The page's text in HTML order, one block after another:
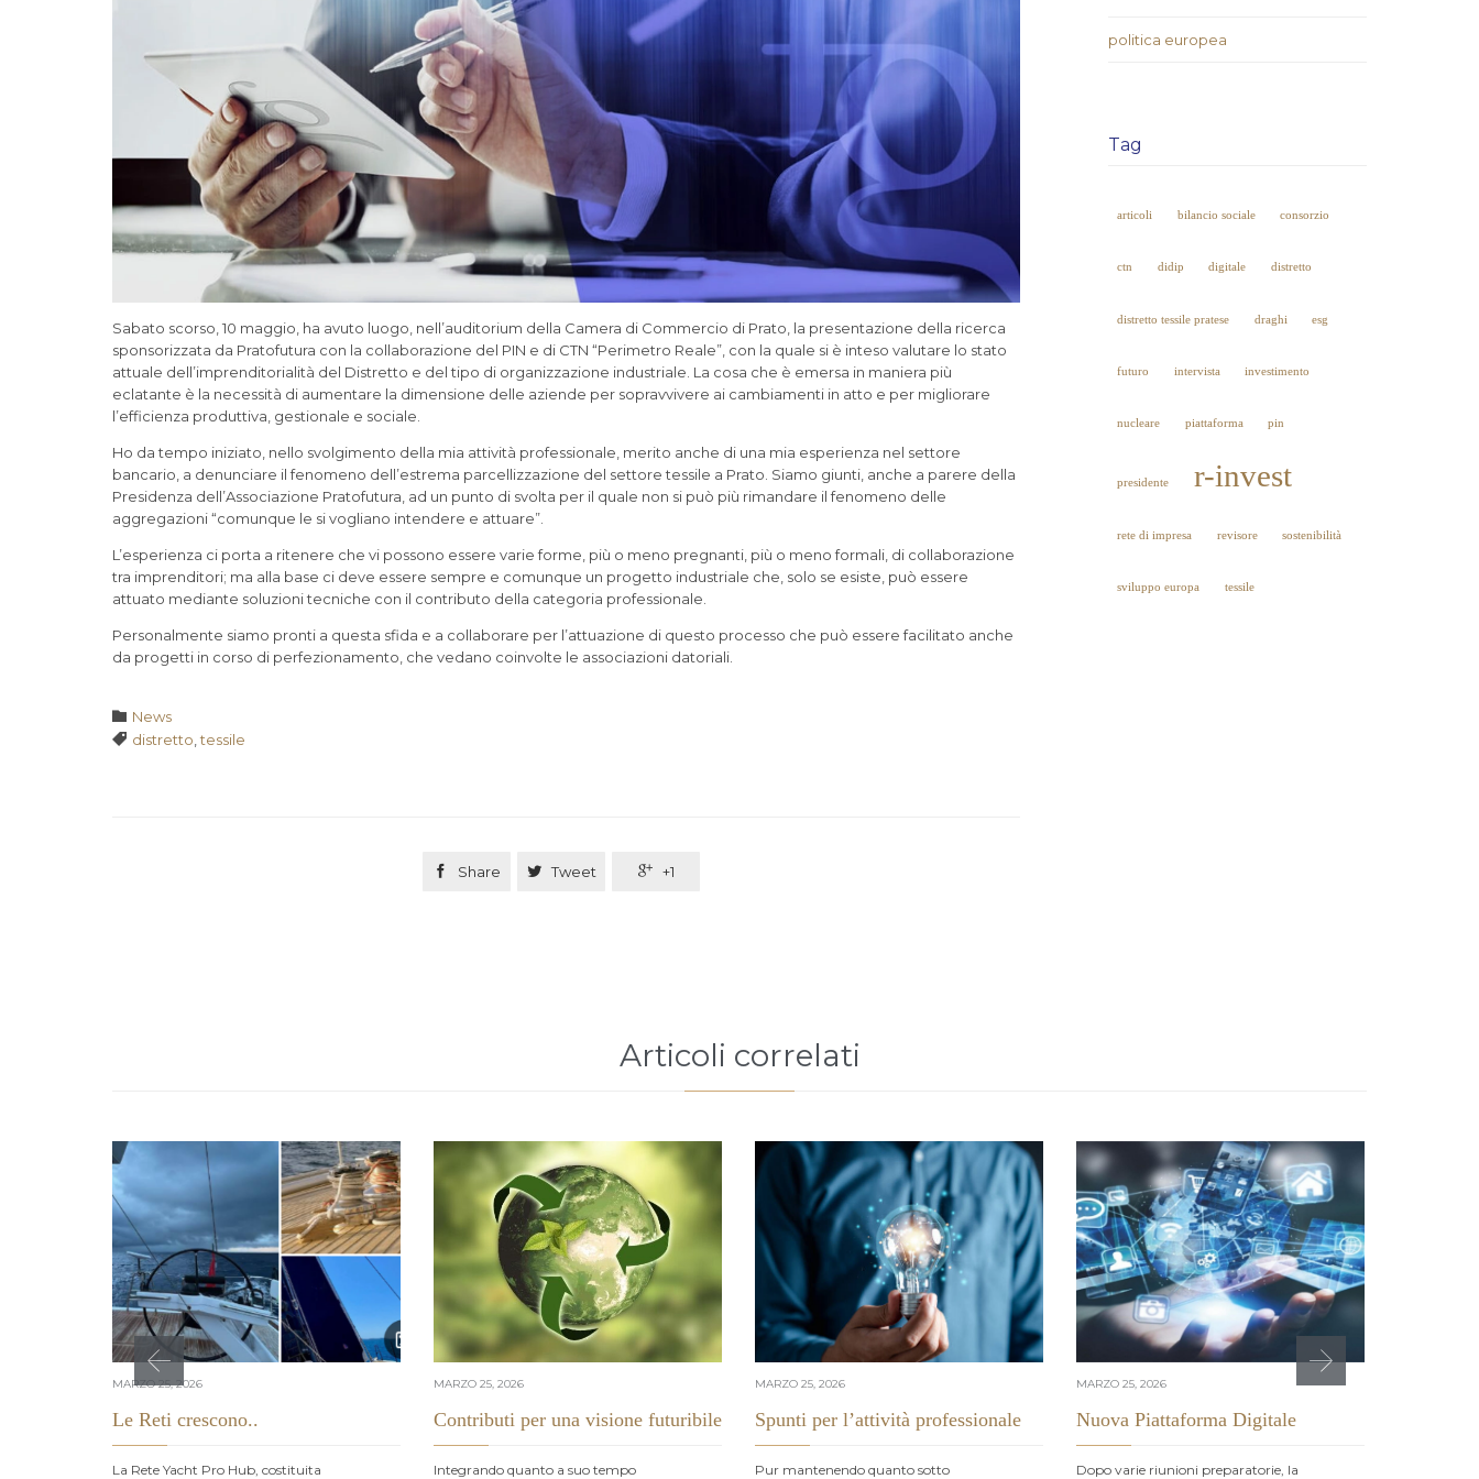
Sabato scorso, 10 maggio, ha avuto luogo, nell’auditorium della Camera di Commercio di Prato, la presentazione della ricerca
sponsorizzata da Pratofutura con la collaborazione del PIN e di CTN “Perimetro Reale”, con la quale si è inteso valutare lo stato
attuale dell’imprenditorialità del Distretto e del tipo di organizzazione industriale. La cosa che è emersa in maniera più
eclatante è la necessità di aumentare la dimensione delle aziende per sopravvivere ai cambiamenti in atto e per migliorare
l’efficienza produttiva, gestionale e sociale.
Ho da tempo iniziato, nello svolgimento della mia attività professionale, merito anche di una mia esperienza nel settore
bancario, a denunciare il fenomeno dell’estrema parcellizzazione del settore tessile a Prato. Siamo giunti, anche a parere della
Presidenza dell’Associazione Pratofutura, ad un punto di svolta per il quale non si può più rimandare il fenomeno delle
aggregazioni “comunque le si vogliano intendere e attuare”.
L’esperienza ci porta a ritenere che vi possono essere varie forme, più o meno pregnanti, più o meno formali, di collaborazione
tra imprenditori; ma alla base ci deve essere sempre e comunque un progetto industriale che, solo se esiste, può essere
attuato mediante soluzioni tecniche con il contributo della categoria professionale.
Personalmente siamo pronti a questa sfida e a collaborare per l’attuazione di questo processo che può essere facilitato anche
da progetti in corso di perfezionamento, che vedano coinvolte le associazioni datoriali.
 Category
News
 Tags
distretto ,tessile
 Share  Tweet  +1
politica europea
Tag
articoli bilancio sociale consorzio
ctn didip digitale distretto
distretto tessile pratese draghi esg
futuro intervista investimento
nucleare piattaforma pin
presidente r-invest
rete di impresa revisore sostenibilità
sviluppo europa tessile
Articoli correlati
MARZO 25, 2026
Le Reti crescono..
La Rete Yacht Pro Hub, costituita
MARZO 25, 2026
Contributi per una visione futuribile
Integrando quanto a suo tempo
MARZO 25, 2026
Spunti per l’attività professionale
Pur mantenendo quanto sotto
MARZO 25, 2026
Nuova Piattaforma Digitale
Dopo varie riunioni preparatorie, la